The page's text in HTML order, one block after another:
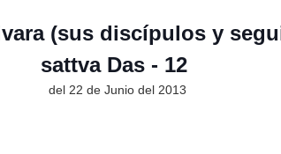
(sus discípulos y
sattva Das - 12
del 22 de Junio del 2013